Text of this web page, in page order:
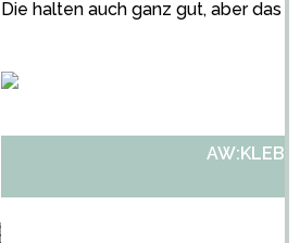
Die halten auch ganz gut, aber das